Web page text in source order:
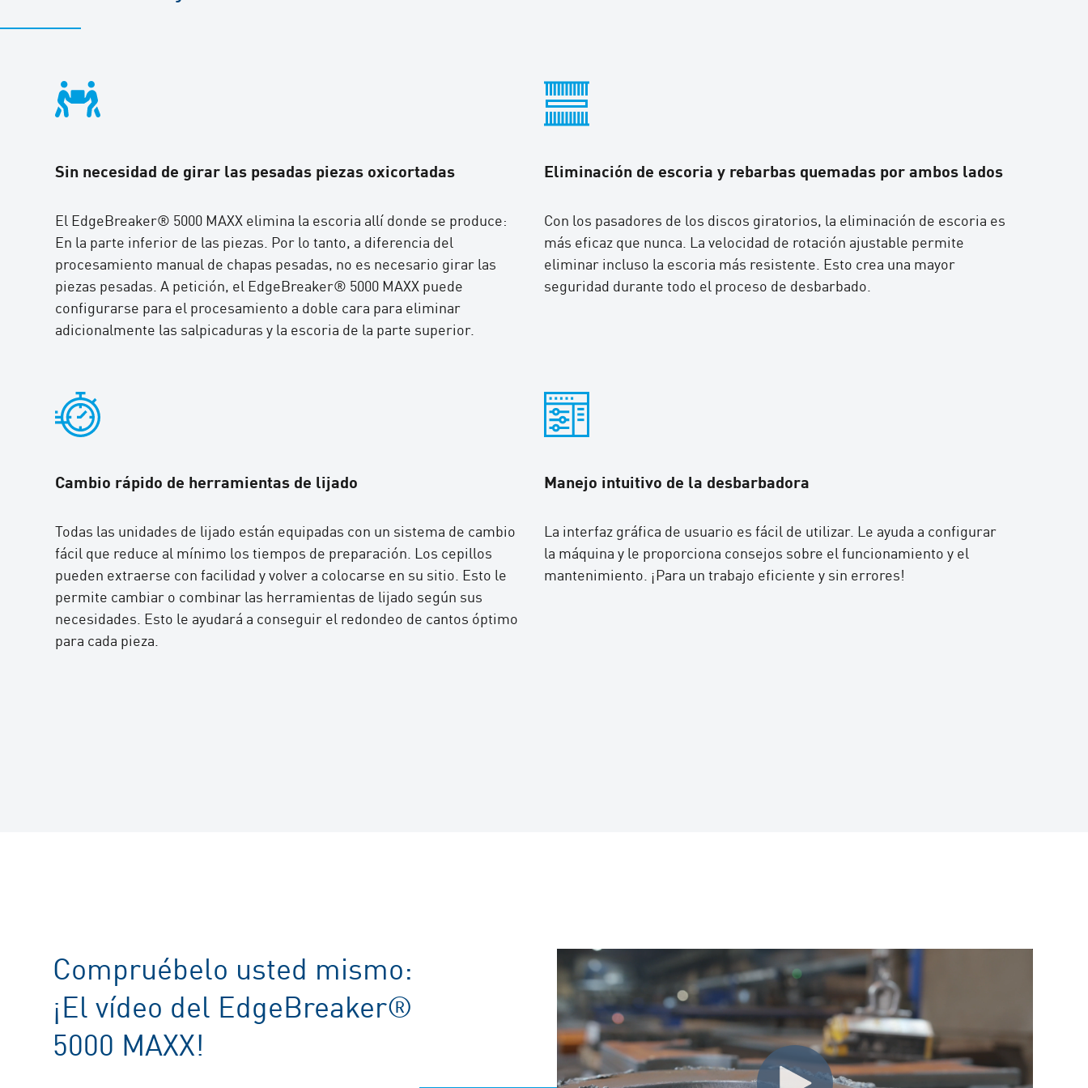
Sin necesidad de girar las pesadas piezas oxicortadas
El EdgeBreaker® 5000 MAXX elimina la escoria allí donde se produce:
En la parte inferior de las piezas. Por lo tanto, a diferencia del
procesamiento manual de chapas pesadas, no es necesario girar las
piezas pesadas. A petición, el EdgeBreaker® 5000 MAXX puede
configurarse para el procesamiento a doble cara para eliminar
adicionalmente las salpicaduras y la escoria de la parte superior.
Eliminación de escoria y rebarbas quemadas por ambos lados
Con los pasadores de los discos giratorios, la eliminación de escoria es
más eficaz que nunca. La velocidad de rotación ajustable permite
eliminar incluso la escoria más resistente. Esto crea una mayor
seguridad durante todo el proceso de desbarbado.
Cambio rápido de herramientas de lijado
Todas las unidades de lijado están equipadas con un sistema de cambio
fácil que reduce al mínimo los tiempos de preparación. Los cepillos
pueden extraerse con facilidad y volver a colocarse en su sitio. Esto le
permite cambiar o combinar las herramientas de lijado según sus
necesidades. Esto le ayudará a conseguir el redondeo de cantos óptimo
para cada pieza.
Manejo intuitivo de la desbarbadora
La interfaz gráfica de usuario es fácil de utilizar. Le ayuda a configurar
la máquina y le proporciona consejos sobre el funcionamiento y el
mantenimiento. ¡Para un trabajo eficiente y sin errores!
Compruébelo usted mismo:
¡El vídeo del EdgeBreaker®
5000 MAXX!